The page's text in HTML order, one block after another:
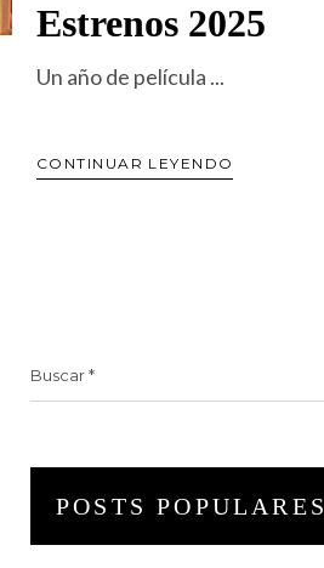
Estrenos 2025
Un año de película
CONTINUAR LEYENDO
POSTS POPULARES